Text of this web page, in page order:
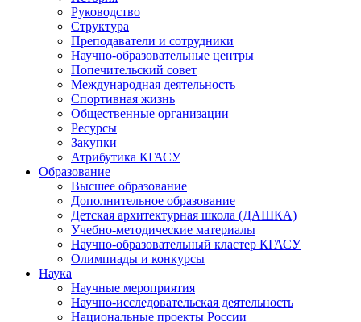
Руководство
Структура
Преподаватели и сотрудники
Научно-образовательные центры
Попечительский совет
Международная деятельность
Спортивная жизнь
Общественные организации
Ресурсы
Закупки
Атрибутика КГАСУ
Образование
Высшее образование
Дополнительное образование
Детская архитектурная школа (ДАШКА)
Учебно-методические материалы
Научно-образовательный кластер КГАСУ
Олимпиады и конкурсы
Наука
Научные мероприятия
Научно-исследовательская деятельность
Национальные проекты России